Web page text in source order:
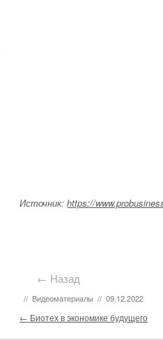
Источник:https://
← Назад
// Видеоматериалы // 09.12.2022
Post navigation
← Биотех в экономике будущего